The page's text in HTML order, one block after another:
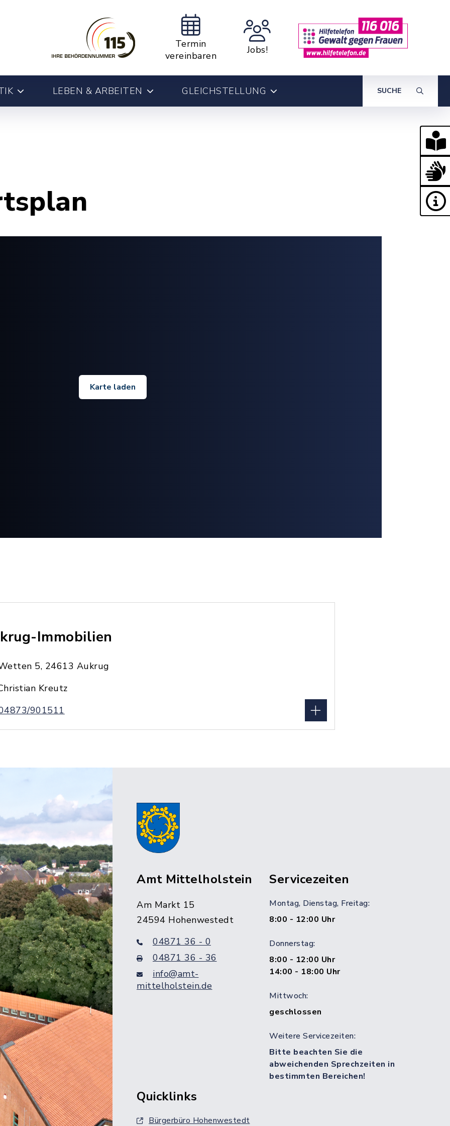
Termin
vereinbaren
Jobs!
LEBEN & ARBEITEN GLEICHSTELLUNG SUCHE
Karte laden
Immobilien
5, 24613 Aukrug
Kreutz
901511
Amt Mittelholstein
Am Markt 15
24594 Hohenwestedt
04871 36 - 0
04871 36 - 36
info@amt-
mittelholstein.de
Servicezeiten
Montag, Dienstag, Freitag:
8:00 - 12:00 Uhr
Donnerstag:
8:00 - 12:00 Uhr
14:00 - 18:00 Uhr
Mittwoch:
geschlossen
Weitere Servicezeiten:
Bitte beachten Sie die
abweichenden Sprechzeiten in
bestimmten Bereichen!
Quicklinks
Bürgerbüro Hohenwestedt